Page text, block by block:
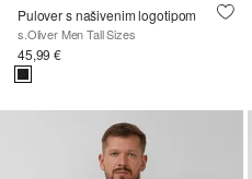
Pulover s našivenim logotipom
s.Oliver Men Tall Sizes
45,99 €